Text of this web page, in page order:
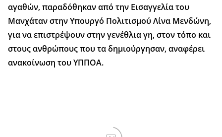
αγαθών, παραδόθηκαν από την Εισαγγελία του
Μανχάταν στην Υπουργό Πολιτισμού Λίνα Μενδώνη,
για να επιστρέψουν στην γενέθλια γη, στον τόπο και
στους ανθρώπους που τα δημιούργησαν, αναφέρει
ανακοίνωση του ΥΠΠΟΑ.